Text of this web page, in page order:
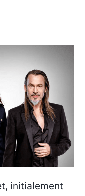
initialement